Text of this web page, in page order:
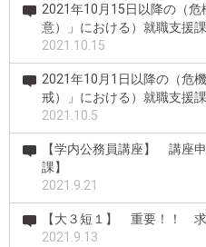
2021年10月15日以降の（
意）」における）就職支援
2021.10.15
2021年10月1日以降の（危
戒）」における）就職支援
2021.10.5
【学内公務員講座】 講座
課】
2021.9.21
【大３短１】 重要！！
2021.9.13